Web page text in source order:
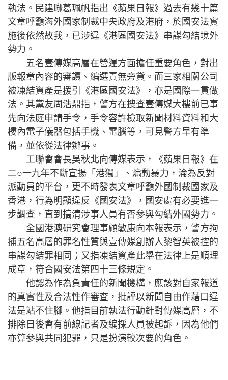
執法。民建聯葛珮帆指出《蘋果日報》過去有幾十篇
文章呼籲海外國家制裁中央政府及港府，於國安法實
施後依然故我，已涉違《港區國安法》串謀勾結境外
勢力。
五名壹傳媒高層在營運方面擔任重要角色，對出
版報章內容的審讀、編選責無旁貸。而三家相關公司
被凍結資產是援引《港區國安法》，亦是國際一貫做
法。其黨友周浩鼎指，警方在搜查壹傳媒大樓前已事
先向法庭申請手令，手令容許檢取新聞材料資料和大
樓內電子儀器包括手機、電腦等，可見警方早有準
備，並依從法律辦事。
工聯會會長吳秋北向傳媒表示，《蘋果日報》在
二○一九年不斷宣揚「港獨」、煽動暴力，淪為反對
派動員的平台，更不時發表文章呼籲外國制裁國家及
香港，行為明顯違反《國安法》，國安處有必要進一
步調查，直到搞清涉事人員有否參與勾結外國勢力。
全國港澳研究會理事顧敏康向本報表示，警方拘
捕五名高層的罪名性質與壹傳媒創辦人黎智英被控的
串謀勾結罪相同；又指凍結資產此舉在法律上是順理
成章，符合國安法第四十三條規定。
他認為作為負責任的新聞機構，應該對自家報道
的真實性及合法性作審查，批評以新聞自由作藉口違
法是站不住腳。他指目前執法行動針對傳媒高層，不
排除日後會有前線記者及編採人員被起訴，因為他們
亦算參與共同犯罪，只是扮演較次要的角色。